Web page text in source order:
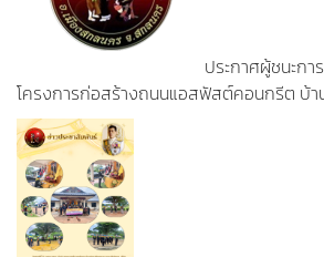
ประกาศผู้ชนะกา
โครงการก่อสร้างถนนแอสฟัสต์คอนกรีต บ้า